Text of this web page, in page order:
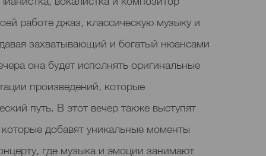
работе джаз, классическую музыку и
захватывающий и богатый нюансами
она будет исполнять оригинальные
произведений, которые
путь. В этот вечер также выступят
добавят уникальные моменты
где музыка и эмоции занимают